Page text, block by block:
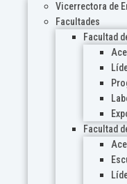
Vicerrectora de
Facultades
Facultad
Facultad